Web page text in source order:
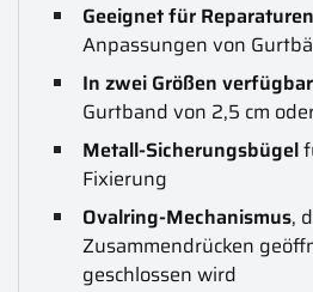
Geeignet für Reparaturen
Anpassungen von
In zwei Größen verfügbar
Gurtband von 2,5 cm
Metall-Sicherungsbügel
Fixierung
Ovalring-Mechanismus,
Zusammendrücken
geschlossen wird